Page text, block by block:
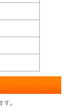
。